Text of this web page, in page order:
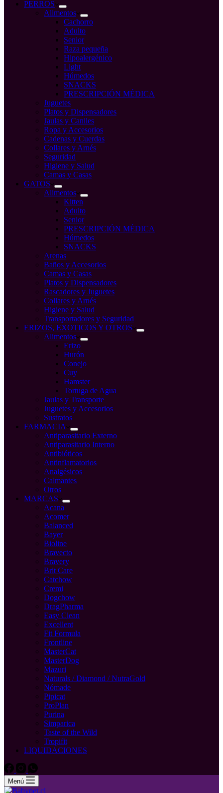
compraPERROS
Alimentos
Cachorro
Adulto
Senior
Raza pequeña
Hipoalergénico
Light
Húmedos
SNACKS
PRESCRIPCIÓN MÉDICA
Juguetes
Platos y Dispensadores
Jaulas y Caniles
Ropa y Accesorios
Cadenas y Cuerdas
Collares y Arnés
Seguridad
Higiene y Salud
Camas y Casas
GATOS
Alimentos
Kitten
Adulto
Senior
PRESCRIPCIÓN MÉDICA
Húmedos
SNACKS
Arenas
Baños y Accesorios
Camas y Casas
Platos y Dispensadores
Rascadores y Juguetes
Collares y Arnés
Higiene y Salud
Transportadores y Seguridad
ERIZOS, EXOTICOS Y OTROS
Alimentos
Erizo
Hurón
Conejo
Cuy
Hamster
Tortuga de Agua
Jaulas y Transporte
Juguetes y Accesorios
Sustratos
FARMACIA
Antiparasitario Externo
Antiparasitario Interno
Antibióticos
Antinflamatorios
Analgésicos
Calmantes
Otros
MARCAS
Acana
Acomer
Balanced
Bayer
Bioline
Bravecto
Bravery
Brit Care
Catchow
Cremi
Dogchow
DragPharma
Easy Clean
Excellent
Fit Formula
Frontline
MasterCat
MasterDog
Mazuri
Naturals / Diamond / NutraGold
Nómade
Pipicat
ProPlan
Purina
Simparica
Taste of the Wild
Tropifit
LIQUIDACIONES
Menú